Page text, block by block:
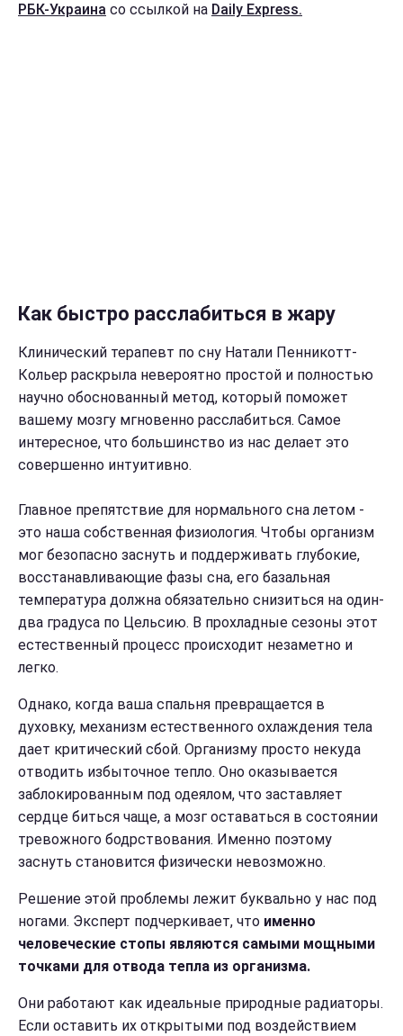
РБК-Украина со ссылкой на Daily Express.
Как быстро расслабиться в жару
Клинический терапевт по сну Натали Пенникотт-
Кольер раскрыла невероятно простой и полностью
научно обоснованный метод, который поможет
вашему мозгу мгновенно расслабиться. Самое
интересное, что большинство из нас делает это
совершенно интуитивно.
Главное препятствие для нормального сна летом -
это наша собственная физиология. Чтобы организм
мог безопасно заснуть и поддерживать глубокие,
восстанавливающие фазы сна, его базальная
температура должна обязательно снизиться на один-
два градуса по Цельсию. В прохладные сезоны этот
естественный процесс происходит незаметно и
легко.
Однако, когда ваша спальня превращается в
духовку, механизм естественного охлаждения тела
дает критический сбой. Организму просто некуда
отводить избыточное тепло. Оно оказывается
заблокированным под одеялом, что заставляет
сердце биться чаще, а мозг оставаться в состоянии
тревожного бодрствования. Именно поэтому
заснуть становится физически невозможно.
Решение этой проблемы лежит буквально у нас под
ногами. Эксперт подчеркивает, что именно
человеческие стопы являются самыми мощными
точками для отвода тепла из организма.
Они работают как идеальные природные радиаторы.
Если оставить их открытыми под воздействием